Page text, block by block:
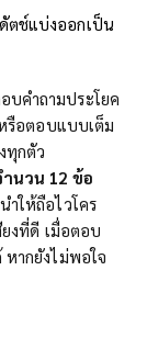
ตช์แบ่งออกเป็น
บคำถามประโยค
รือตอบแบบเต็ม
ทุกตัว
นวน 12 ข้อ
ให้ถือไวโคร
งที่ดี เมื่อตอบ
ากยังไม่พอใจ